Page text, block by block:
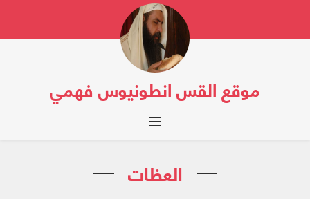
موقع القس انطونيوس فهمي
Toggle navigation
العظات